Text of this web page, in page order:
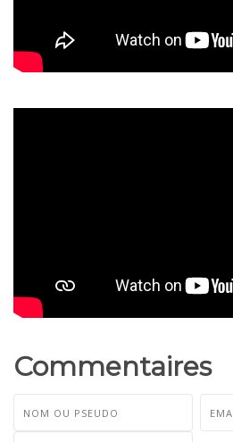
Commentaires